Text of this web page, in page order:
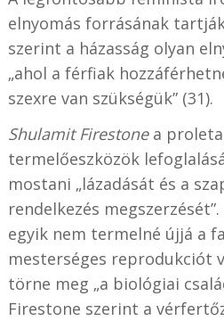
elnyomás forrásának
szerint a házasság olyan
„ahol a férfiak
szexre van szükségük” (31).
Shulamit Firestonea
termelőeszközök
mostani „lázadását és a
rendelkezés
egyik nem termelné újjá a
mesterséges reprodukciót
törne meg „a biológiai
Firestone szerint a